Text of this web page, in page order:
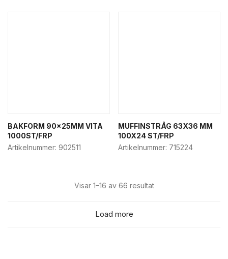
BAKFORM 90x25MM VITA
1000ST/FRP
Artikelnummer: 902511
MUFFINSTRÅG 63X36 MM
100X24 ST/FRP
Artikelnummer: 715224
Visar 1–16 av 66 resultat
Load more